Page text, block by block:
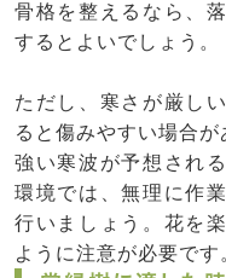
骨格を整えるなら、
するとよいでしょう。
ただし、寒さが厳し
ると傷みやすい場合が
強い寒波が予想され
環境では、無理に作
行いましょう。花を
ように注意が必要です